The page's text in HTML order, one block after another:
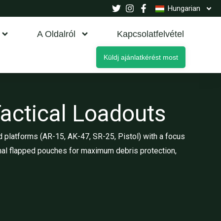
Hungarian
A Oldalról Kapcsolatfelvétel
Küldj ajánlatkérést most
Loadouts
platforms (AR-15, AK-47, SR-25, Pistol) with a focus
flapped pouches for maximum debris protection,